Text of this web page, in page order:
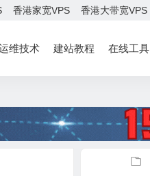
香港家宽VPS 香港大带宽VPS
维技术 建站教程 在线工具